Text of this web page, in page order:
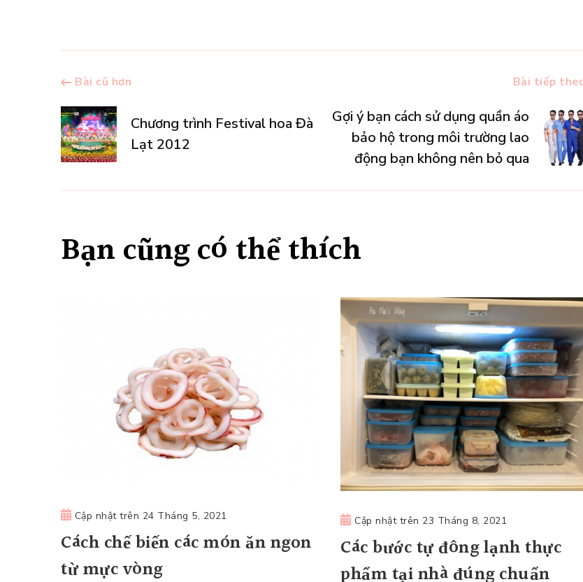
Điều
hướng
bài
Bài cũ hơn
Chương trình Festival hoa Đà
Lạt 2012
Bài tiếp
Gợi ý bạn cách sử dụng quần áo
bảo hộ trong môi trường lao
động bạn không nên bỏ qua
Bạn cũng có thể thích
Cập nhật trên 24 Tháng 5, 2021
Cách chế biến các món ăn ngon
từ mực vòng
Cập nhật trên 23 Tháng 8, 2021
Các bước tự đông lạnh thực
phẩm tại nhà đúng chuẩn